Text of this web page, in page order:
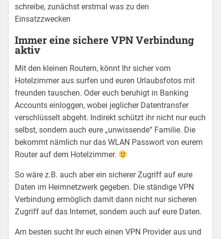
schreibe, zunächst erstmal was zu den
Einsatzzwecken
Immer eine sichere VPN Verbindung
aktiv
Mit den kleinen Routern, könnt Ihr sicher vom
Hotelzimmer aus surfen und euren Urlaubsfotos mit
freunden tauschen. Oder euch beruhigt in Banking
Accounts einloggen, wobei jeglicher Datentransfer
verschlüsselt abgeht. Indirekt schützt ihr nicht nur euch
selbst, sondern auch eure „unwissende“ Familie. Die
bekommt nämlich nur das WLAN Passwort von eurem
Router auf dem Hotelzimmer.
So wäre z.B. auch aber ein sicherer Zugriff auf eure
Daten im Heimnetzwerk gegeben. Die ständige VPN
Verbindung ermöglich damit dann nicht nur sicheren
Zugriff auf das Internet, sondern auch auf eure Daten.
Am besten sucht Ihr euch einen VPN Provider aus und